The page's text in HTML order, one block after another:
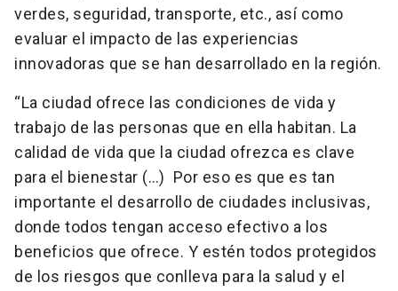
verdes, seguridad, transporte, etc., así como
evaluar el impacto de las experiencias
innovadoras que se han desarrollado en la región.
“La ciudad ofrece las condiciones de vida y
trabajo de las personas que en ella habitan. La
calidad de vida que la ciudad ofrezca es clave
para el bienestar (…) Por eso es que es tan
importante el desarrollo de ciudades inclusivas,
donde todos tengan acceso efectivo a los
beneficios que ofrece. Y estén todos protegidos
de los riesgos que conlleva para la salud y el